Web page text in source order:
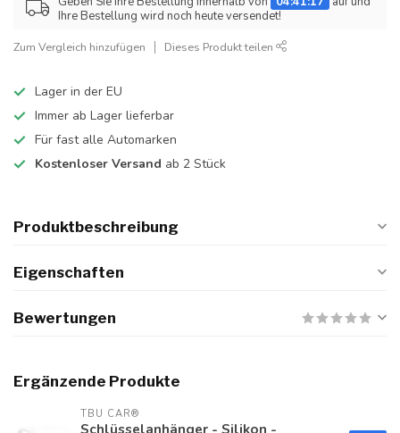
Ihre Bestellung wird noch heute versendet!
Zum Vergleich hinzufügen Dieses Produkt teilen
Lager in der EU
Immer ab Lager lieferbar
Für fast alle Automarken
Kostenloser Versand ab 2 Stück
Produktbeschreibung
Eigenschaften
Bewertungen
Ergänzende Produkte
TBU CAR®
Schlüsselanhänger - Silikon -